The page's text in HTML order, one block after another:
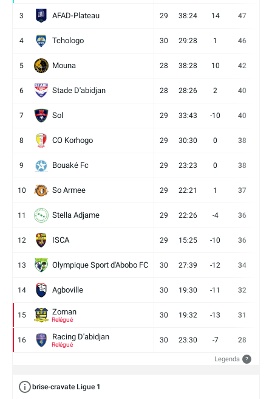
3 AFAD-Plateau 29 38:24 14 47
4 Tchologo 30 29:28 1 46
5 Mouna 28 38:28 10 42
6 Stade D'abidjan 28 28:26 2 40
7 Sol 29 33:43 -10 40
8 CO Korhogo 29 30:30 0 38
9 Bouaké Fc 29 23:23 0 38
10 So Armee 29 22:21 1 37
11 Stella Adjame 29 22:26 -4 36
12 ISCA 29 15:25 -10 36
13 Olympique Sport d'Abobo FC 30 27:39 -12 34
14 Agboville 30 19:30 -11 32
15 Zoman
Relégué
30 19:32 -13 31
16 Racing D'abidjan
Relégué
30 23:30 -7 28
Legenda ?
brise-cravate Ligue 1